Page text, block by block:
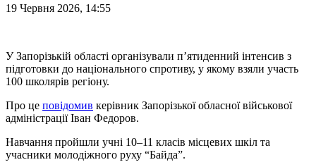
19 Червня 2026, 14:55
У Запорізькій області організували п’ятиденний інтенсив з
підготовки до національного спротиву, у якому взяли участь
100 школярів регіону.
Про це повідомив керівник Запорізької обласної військової
адміністрації Іван Федоров.
Навчання пройшли учні 10–11 класів місцевих шкіл та
учасники молодіжного руху “Байда”.